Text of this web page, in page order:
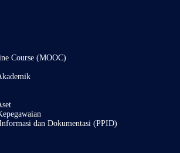
Course (MOOC)
dan Dokumentasi (PPID)